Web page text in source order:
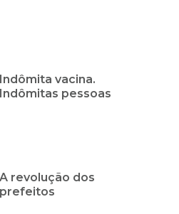
Indômita vacina.
Indômitas pessoas
A revolução dos
prefeitos